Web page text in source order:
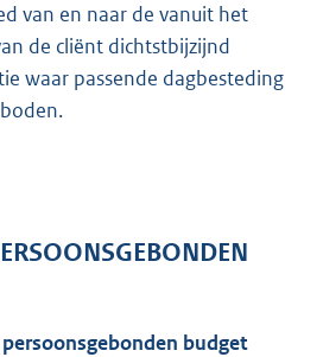
van en naar de vanuit het
de cliënt dichtstbijzijnd
waar passende dagbesteding
budget